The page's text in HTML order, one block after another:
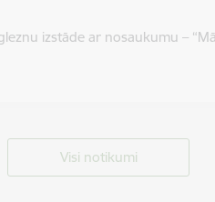
izstāde ar nosaukumu –
Visi notikumi